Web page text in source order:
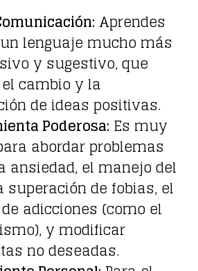
Aprendes
lenguaje mucho más
y sugestivo, que
cambio y la
de ideas positivas.
Poderosa: Es muy
abordar problemas
ansiedad, el manejo del
superación de fobias, el
adicciones (como el
y modificar
no deseadas.